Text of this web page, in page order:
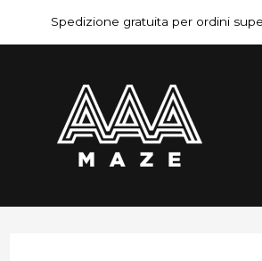
al
contenuto
Spedizione gratuita per ordini
Navigazione
articoli